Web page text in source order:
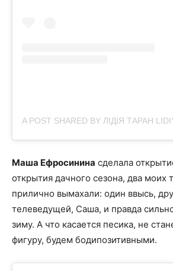
Маша Ефросинина сделала
открытия дачного сезона, два моих
прилично вымахали: один ввысь,
телеведущей, Саша, и правда
зиму. А что касается песика, не
фигуру, будем бодипозитивными.